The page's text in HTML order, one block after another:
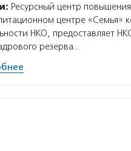
Ресурсный центр
центре «Семья»
НКО, предоставляет
резерва…